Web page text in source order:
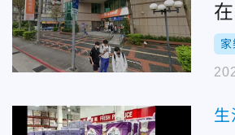
家
生